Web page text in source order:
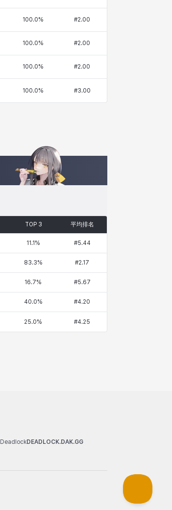
100.0% #2.00
100.0% #2.00
100.0% #2.00
100.0% #3.00
TOP 3 平均排名
11.1 % #5.44
83.3% #2.17
16.7% #5.67
40.0% #4.20
25.0% #4.25
DeadlockDEADLOCK.DAK.GG